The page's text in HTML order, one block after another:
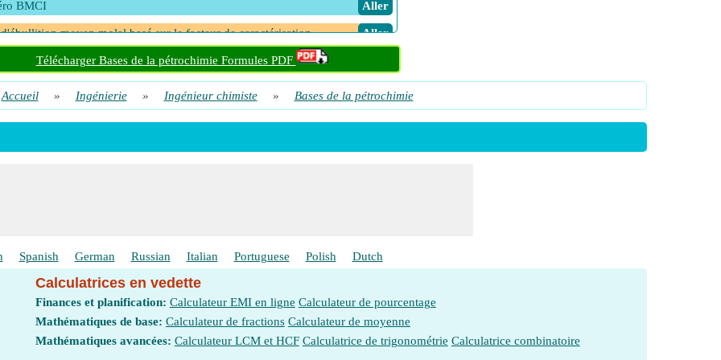
BMCI ​ Aller
moyen molal basé sur le facteur de caractérisation ​ Aller
d'anilineTélécharger Bases de la pétrochimie Formules PDF
Accueil » Ingénierie » Ingénieur chimiste » Bases de la pétrochimie
Spanish German Russian Italian Portuguese Polish Dutch
Calculatrices en vedette
Finances et planification: Calculateur EMI en ligne Calculateur de pourcentage
Mathématiques de base: Calculateur de fractions Calculateur de moyenne
Mathématiques avancées: Calculateur LCM et HCF Calculatrice de trigonométrie Calculatrice combinatoire